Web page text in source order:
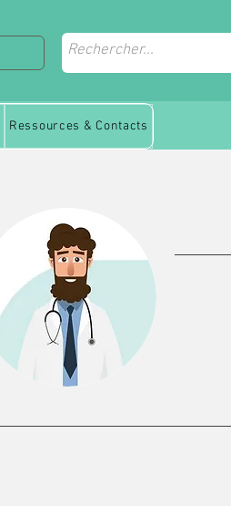
Ressources & Contacts